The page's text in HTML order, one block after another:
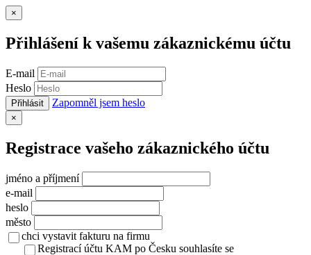
×
Přihlášení k vašemu zákaznickému účtu
E-mail
Heslo
Přihlásit Zapomněl jsem heslo
×
Registrace vašeho zákaznického účtu
jméno a příjmení
e-mail
heslo
město
chci vystavit fakturu na firmu
Registrací účtu KAM po Česku souhlasíte se